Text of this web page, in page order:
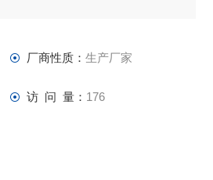
厂商性质： 生产厂家
访 问 量： 176